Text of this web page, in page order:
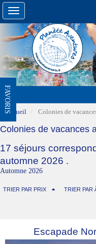
Toggle
navigation
FAVORIS
Accueil Colonies de
Colonies de vacances
17 séjours
automne 2026 .
Automne 2026
TRIER PAR PRIX TRIER PAR
Escapade